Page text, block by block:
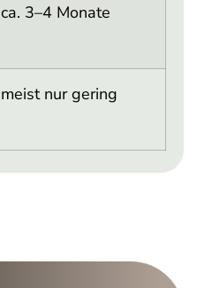
ca. 3–4 Monate
meist nur gering